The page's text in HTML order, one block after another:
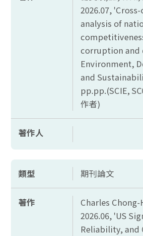
2026.07,
analysis of
corruption and
Environment,
and
pp.pp.(SCIE,
作者)
著作人
類型 期刊論文
著作
Charles Chong-
2026.06, 'US
Reliability, and